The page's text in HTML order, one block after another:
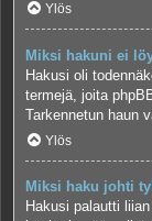
Ylös
Miksi hakuni ei
Hakusi oli
termejä, joita
Tarkennetun haun
Ylös
Miksi haku johti
Hakusi palautti